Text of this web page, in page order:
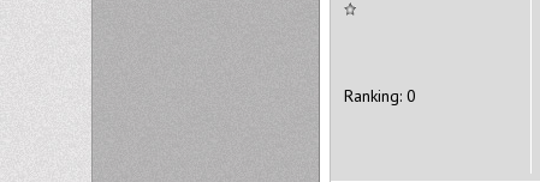
Ranking: 0